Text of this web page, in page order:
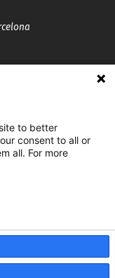
to better
consent to all or
all. For more